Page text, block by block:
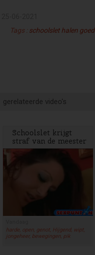
Tags :schoolslet halen goed
gerelateerde video's
Schoolslet krijgt
straf van de meester
harde, open, genot, Hijgend, wipt,
jongeheer, bewegingen, pik